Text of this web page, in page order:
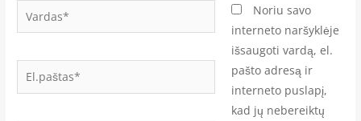
Vardas*
El.paštas*
Noriu savo
interneto naršyklėje
išsaugoti vardą, el.
pašto adresą ir
interneto puslapį,
kad jų nebereiktų